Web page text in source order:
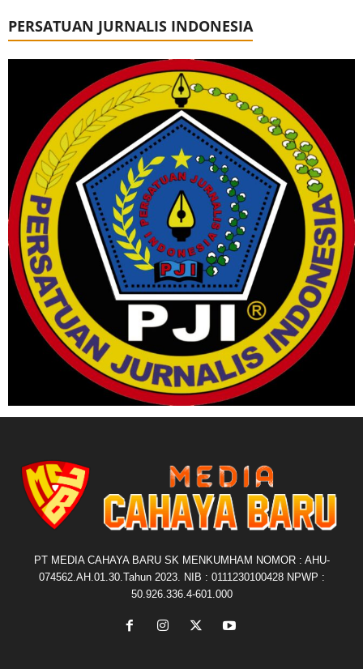
PERSATUAN JURNALIS INDONESIA
PT MEDIA CAHAYA BARU SK MENKUMHAM NOMOR : AHU-
074562.AH.01.30.Tahun 2023. NIB : 0111230100428 NPWP :
50.926.336.4-601.000